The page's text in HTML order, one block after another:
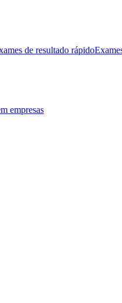
de resultado rápido
empresas